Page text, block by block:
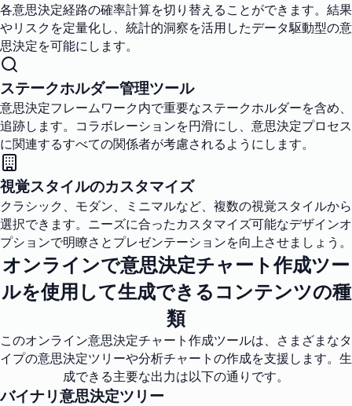
各意思決定経路の確率計算を切り替えることができます。結果
やリスクを定量化し、統計的洞察を活用したデータ駆動型の意
思決定を可能にします。
ステークホルダー管理ツール
意思決定フレームワーク内で重要なステークホルダーを含め、
追跡します。コラボレーションを円滑にし、意思決定プロセス
に関連するすべての関係者が考慮されるようにします。
視覚スタイルのカスタマイズ
クラシック、モダン、ミニマルなど、複数の視覚スタイルから
選択できます。ニーズに合ったカスタマイズ可能なデザインオ
プションで明瞭さとプレゼンテーションを向上させましょう。
オンラインで意思決定チャート作成ツー
ルを使用して生成できるコンテンツの種
類
このオンライン意思決定チャート作成ツールは、さまざまなタ
イプの意思決定ツリーや分析チャートの作成を支援します。生
成できる主要な出力は以下の通りです。
バイナリ意思決定ツリー